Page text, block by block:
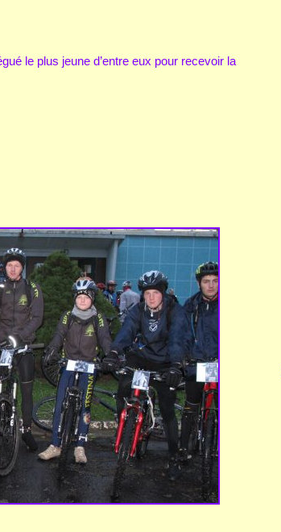
le plus jeune d’entre eux pour recevoir la